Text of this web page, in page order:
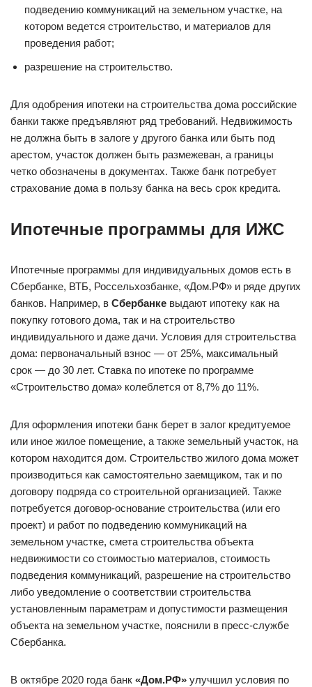
подведению коммуникаций на земельном участке, на
котором ведется строительство, и материалов для
проведения работ;
разрешение на строительство.
Для одобрения ипотеки на строительства дома российские
банки также предъявляют ряд требований. Недвижимость
не должна быть в залоге у другого банка или быть под
арестом, участок должен быть размежеван, а границы
четко обозначены в документах. Также банк потребует
страхование дома в пользу банка на весь срок кредита.
Ипотечные программы для ИЖС
Ипотечные программы для индивидуальных домов есть в
Сбербанке, ВТБ, Россельхозбанке, «Дом.РФ» и ряде других
банков. Например, в Сбербанке выдают ипотеку как на
покупку готового дома, так и на строительство
индивидуального и даже дачи. Условия для строительства
дома: первоначальный взнос — от 25%, максимальный
срок — до 30 лет. Ставка по ипотеке по программе
«Строительство дома» колеблется от 8,7% до 11%.
Для оформления ипотеки банк берет в залог кредитуемое
или иное жилое помещение, а также земельный участок, на
котором находится дом. Строительство жилого дома может
производиться как самостоятельно заемщиком, так и по
договору подряда со строительной организацией. Также
потребуется договор-основание строительства (или его
проект) и работ по подведению коммуникаций на
земельном участке, смета строительства объекта
недвижимости со стоимостью материалов, стоимость
подведения коммуникаций, разрешение на строительство
либо уведомление о соответствии строительства
установленным параметрам и допустимости размещения
объекта на земельном участке, пояснили в пресс-службе
Сбербанка.
В октябре 2020 года банк «Дом.РФ» улучшил условия по